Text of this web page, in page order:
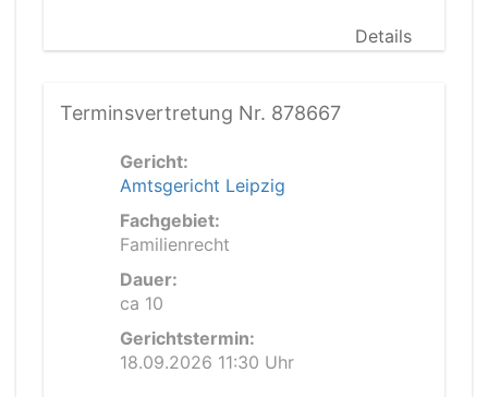
Details
Terminsvertretung Nr. 878667
Gericht:
Amtsgericht Leipzig
Fachgebiet:
Familienrecht
Dauer:
ca 10
Gerichtstermin:
18.09.2026 11:30 Uhr